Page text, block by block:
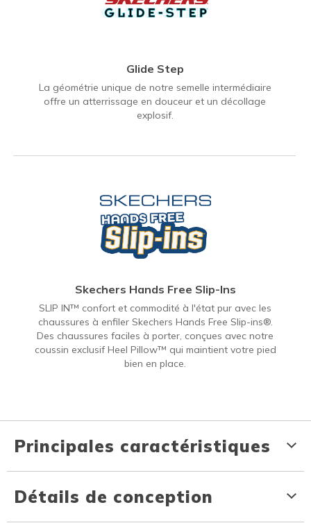
Glide Step
La géométrie unique de notre semelle intermédiaire
offre un atterrissage en douceur et un décollage
explosif.
Skechers Hands Free Slip-Ins
SLIP IN™ confort et commodité à l'état pur avec les
chaussures à enfiler Skechers Hands Free Slip-ins®.
Des chaussures faciles à porter, conçues avec notre
coussin exclusif Heel Pillow™ qui maintient votre pied
bien en place.
Principales caractéristiques
Détails de conception